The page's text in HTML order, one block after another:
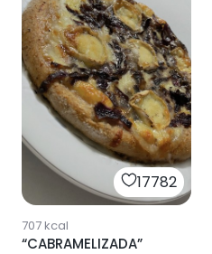
17782
707kcal
“CABRAMELIZADA”